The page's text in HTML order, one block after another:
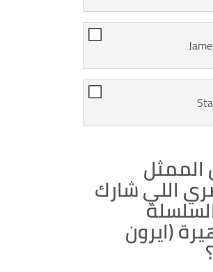
الممثل
اللي شارك
(ايرون